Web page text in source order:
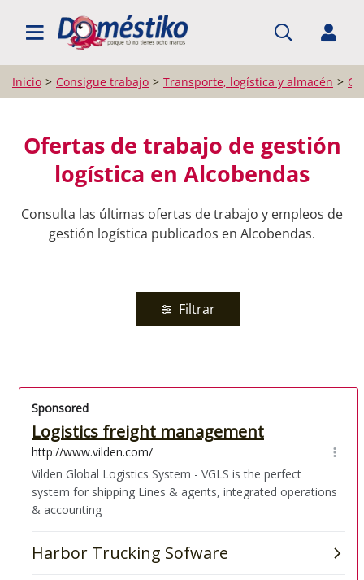
BUSCAR EMPLEO
Inicio Consigue trabajo Transporte, logística y almacén
Ofertas de trabajo de gestión
logística en Alcobendas
Consulta las últimas ofertas de trabajo y empleos de
gestión logística publicados en Alcobendas.
Filtrar